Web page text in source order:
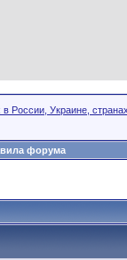
России, Украине,
форума